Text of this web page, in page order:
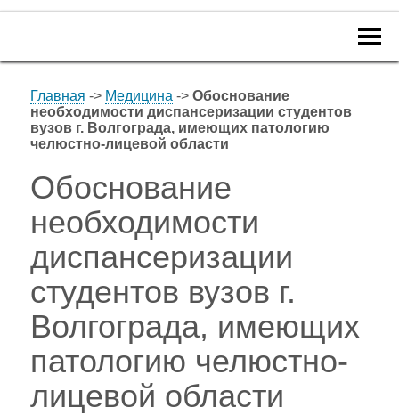
Главная -> Медицина -> Обоснование
необходимости диспансеризации студентов
вузов г. Волгограда, имеющих патологию
челюстно-лицевой области
Обоснование
необходимости
диспансеризации
студентов вузов г.
Волгограда, имеющих
патологию челюстно-
лицевой области